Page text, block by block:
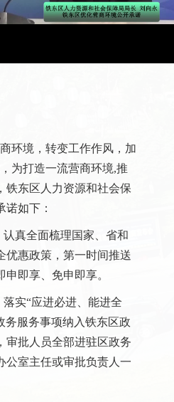
作承诺如下
境，转变工作作风，加
为打造一流营商环境,推
铁东区人力资源和社会保
诺如下：
真全面梳理国家、省和
优惠政策，第一时间推送
即享、免申即享。
实“应进必进、能进全
务服务事项纳入铁东区政
审批人员全部进驻区政务
公室主任或审批负责人一